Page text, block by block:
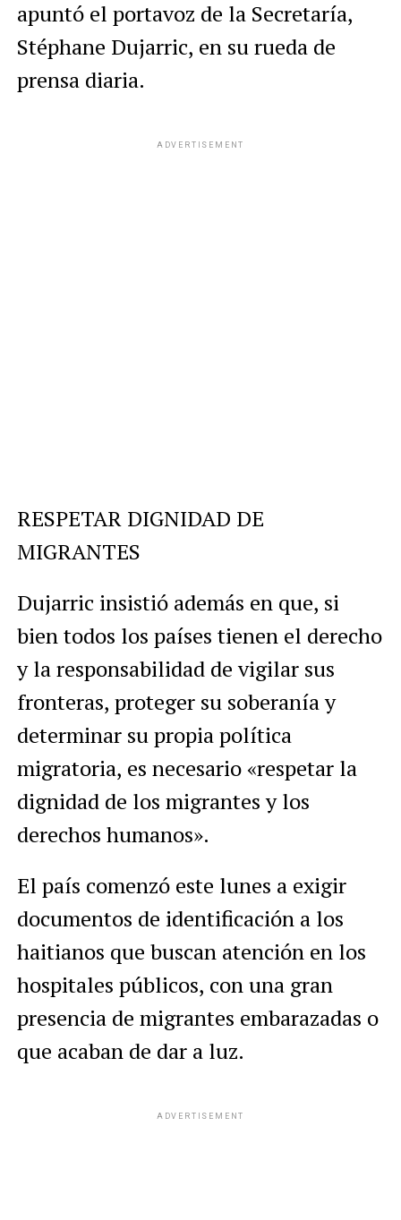
apuntó el portavoz de la Secretaría,
Stéphane Dujarric, en su rueda de
prensa diaria.
ADVERTISEMENT
RESPETAR DIGNIDAD DE
MIGRANTES
Dujarric insistió además en que, si
bien todos los países tienen el derecho
y la responsabilidad de vigilar sus
fronteras, proteger su soberanía y
determinar su propia política
migratoria, es necesario «respetar la
dignidad de los migrantes y los
derechos humanos».
El país comenzó este lunes a exigir
documentos de identificación a los
haitianos que buscan atención en los
hospitales públicos, con una gran
presencia de migrantes embarazadas o
que acaban de dar a luz.
ADVERTISEMENT